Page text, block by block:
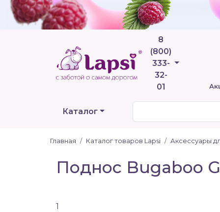
8
(800)
333-
32-
01
Телефоны
Каталог
Главная Каталог товаров Lapsi Аксессуары
Поднос Bugaboo
1